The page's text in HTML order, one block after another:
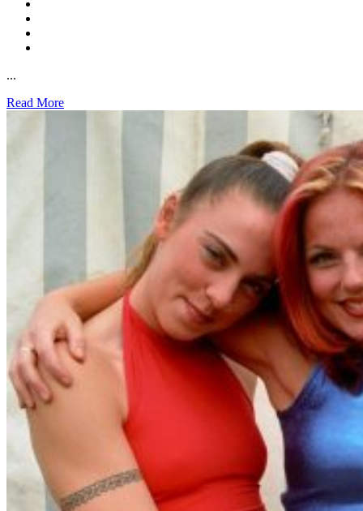
...
Read More